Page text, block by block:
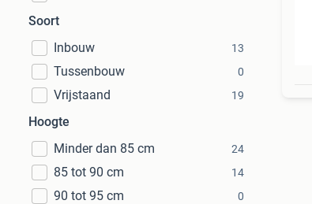
Soort
Inbouw
13
Tussenbouw 0
Vrijstaand 19
Hoogte
Minder dan 85 cm
24
85 tot 90 cm 14
90 tot 95 cm 0